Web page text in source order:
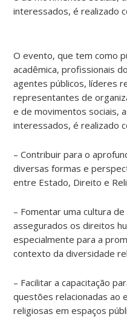
interessados, é realizado
O evento, que tem como
acadêmica, profissionais
agentes públicos, líderes
representantes de
e de movimentos sociais,
interessados, é realizado
– Contribuir para o
diversas formas e
entre Estado, Direito e
– Fomentar uma cultura
assegurados os direitos
especialmente para a
contexto da diversidade
– Facilitar a capacitação
questões relacionadas ao
religiosas em espaços